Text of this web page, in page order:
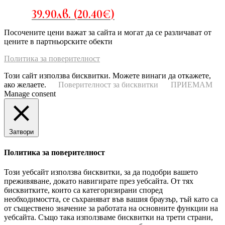
39.90лв. (20.40€)
Посочените цени важат за сайта и могат да се различават от
цените в партньорските обекти
Политика за поверителност
Този сайт използва бисквитки. Можете винаги да откажете,
ако желаете.
Поверителност за бисквитки
ПРИЕМАМ
Manage consent
Затвори
Политика за поверителност
Този уебсайт използва бисквитки, за да подобри вашето
преживяване, докато навигирате през уебсайта. От тях
бисквитките, които са категоризирани според
необходимостта, се съхраняват във вашия браузър, тъй като са
от съществено значение за работата на основните функции на
уебсайта. Също така използваме бисквитки на трети страни,